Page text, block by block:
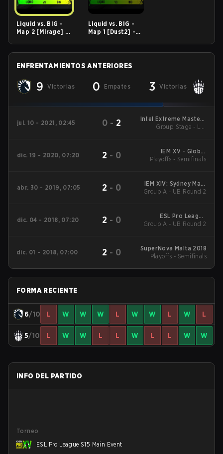
Liquid vs. BIG -
Map 2 [Mirage] -
Liquid vs. BIG -
Map 1 [Dust2] -
ENFRENTAMIENTOS ANTERIORES
9 Victorias 0 Empates 3 Victorias
jul. 10 - 2021, 02:45 0 - 2
Intel Extreme Masters
XVI - Cologne
Group Stage - L B
dic. 19 - 2020, 07:20 2 - 0
IEM XV - Global
Challenge
Playoffs - Semifinals
abr. 30 - 2019, 07:05 2 - 0
IEM XIV: Sydney Main
Event
Group A - UB Round 2
dic. 04 - 2018, 07:20 2 - 0
ESL Pro League
Season 8 Season
Group A - UB Round 2
dic. 01 - 2018, 07:00 2 - 0
SuperNova Malta 2018
Playoffs - Semifinals
FORMA RECIENTE
6/10 L W W W L W W L W L
5/10 L W W L L W L L W W
INFO DEL PARTIDO
Torneo
ESL Pro League S15 Main Event